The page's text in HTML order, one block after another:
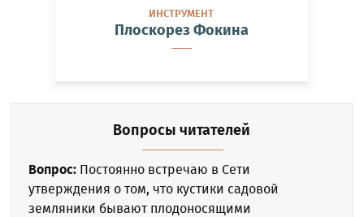
ИНСТРУМЕНТ
Плоскорез Фокина
Вопросы читателей
Вопрос: Постоянно встречаю в Сети
утверждения о том, что кустики садовой
земляники бывают плодоносящими